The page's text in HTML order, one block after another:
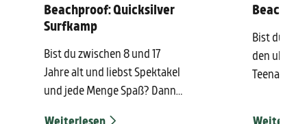
Beachproof: Quicksilver
Surfkamp
Bist du zwischen 8 und 17
Jahre alt und liebst Spektakel
und jede Menge Spaß? Dann
Weiterlesen
Bist du
den